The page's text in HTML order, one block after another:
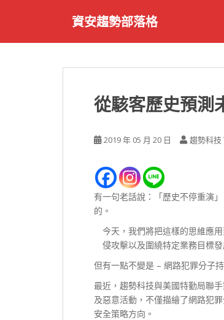
資安趨勢部落格
從駭客歷史預測
2019 年 05 月 20 日 趨勢科
有一句老話說：「歷史不停重演
的。
今天，我們將把這樣的思維應
侵攻擊以及圍繞特定業務目標發
但有一點不變是 – 網路犯罪分子
最近，趨勢科技與美國特勤局聯
及惡意活動，不僅描繪了網路犯
安全策略方向。